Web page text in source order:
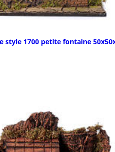
style 1700 petite fontaine